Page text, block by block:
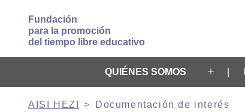
Fundación
para la promoción
del tiempo libre educativo
QUIÉNES SOMOS
Abrir
menú
AISI HEZI Documentación de interés